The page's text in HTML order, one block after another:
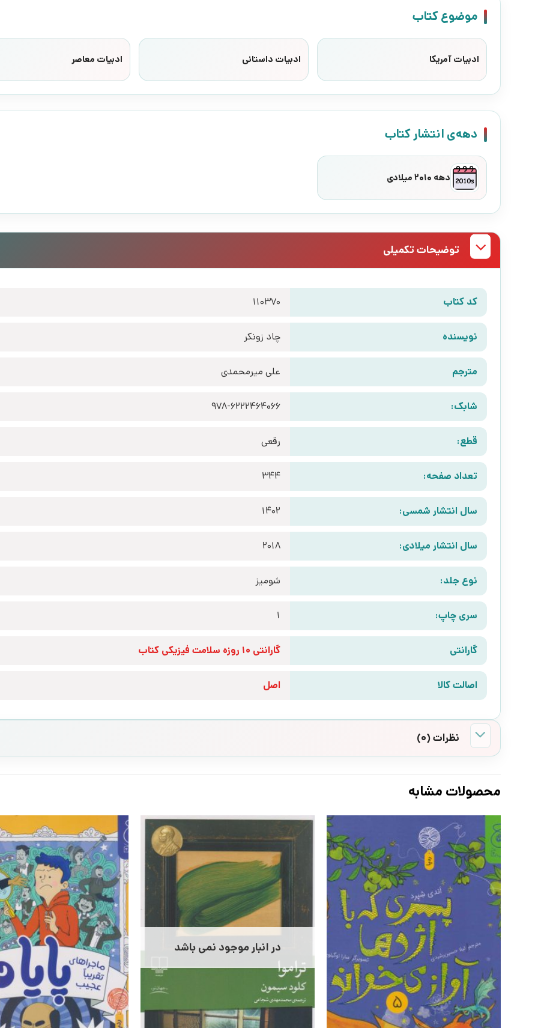
موضوع کتاب
ادبیات آمریکا ادبیات داستانی ادبیات معاصر
دهه‌ی انتشار کتاب
دهه 2010 میلادی
توضیحات تکمیلی
کد کتاب 110370
نویسنده چاد زونکر
مترجم علی میرمحمدی
شابک: 978-6222464066
قطع: رقعی
تعداد صفحه: 344
سال انتشار شمسی: 1402
سال انتشار میلادی: 2018
نوع جلد: شومیز
سری چاپ: 1
گارانتی گارانتی 10 روزه سلامت فیزیکی کتاب
اصالت کالا اصل
نظرات (0)
محصولات مشابه
در انبار موجود نمی باشد